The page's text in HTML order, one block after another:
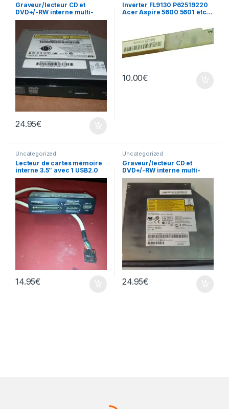
Graveur/lecteur CD et
DVD+/-RW interne multi-
recorder portable TS-L632
24.95€
Inverter FL9130 P62519220
Acer Aspire 5600 5601 etc…
10.00€
Uncategorized
Lecteur de cartes mémoire
interne 3.5″ avec 1 USB2.0
14.95€
Uncategorized
Graveur/lecteur CD et
DVD+/-RW interne multi-
recorder portable AD-7530A
24.95€